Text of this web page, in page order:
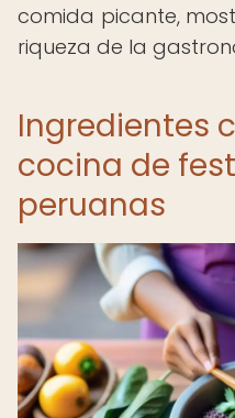
comida picante,
riqueza de la
Ingredientes
cocina de
peruanas